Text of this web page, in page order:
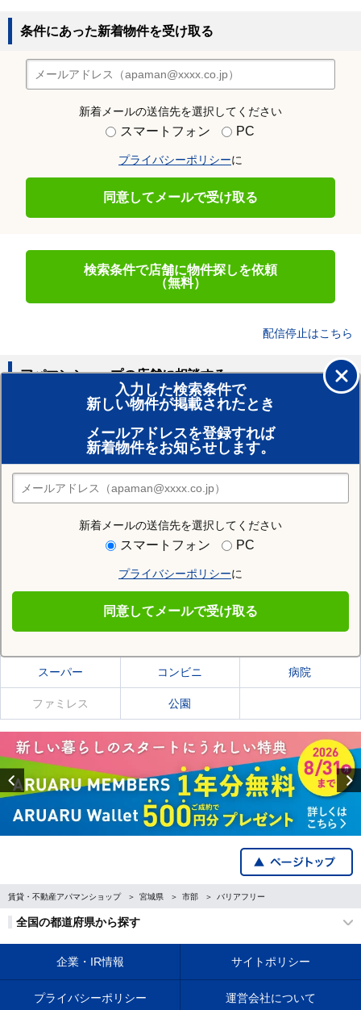
条件にあった新着物件を受け取る
新着メールの送信先を選択してください
スマートフォン PC
プライバシーポリシーに
同意してメールで受け取る
検索条件で店舗に物件探しを依頼
（無料）
配信停止はこちら
入力した検索条件で
新しい物件が掲載されたとき
メールアドレスを登録すれば
新着物件をお知らせします。
新着メールの送信先を選択してください
スマートフォン PC
プライバシーポリシーに
同意してメールで受け取る
アパマンショップの店舗に相談する
賃貸のプロがお部屋探し！
おまかせ物件リクエスト
住みたい街の店舗を探す
店舗検索
住む街研究所で亘理郡山元町の情報を見る
亘理郡山元町の施設一覧
スーパー コンビニ 病院
ファミレス 公園
Previous
賃貸・不動産アパマンショップ 宮城県 市部 バリアフリー
全国の都道府県から探す
企業・IR情報 サイトポリシー
プライバシーポリシー 運営会社について